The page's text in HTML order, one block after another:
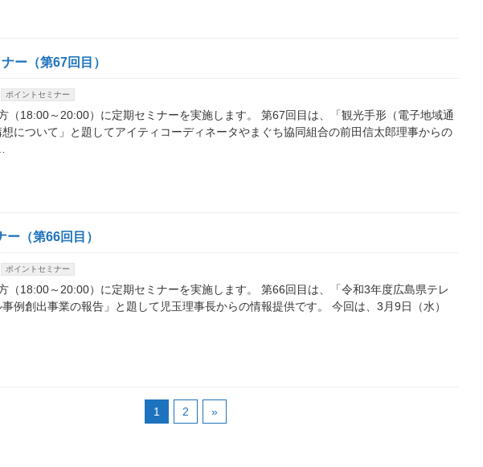
ー（第67回目）
ポイントセミナー
（18:00～20:00）に定期セミナーを実施します。 第67回目は、「観光手形（電子地域通
について」と題してアイティコーディネータやまぐち協同組合の前田信太郎理事からの
（第66回目）
ポイントセミナー
（18:00～20:00）に定期セミナーを実施します。 第66回目は、「令和3年度広島県テレ
例創出事業の報告」と題して児玉理事長からの情報提供です。 今回は、3月9日（水）
1 2 »